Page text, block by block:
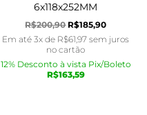
6x118x252MM
R$200,90 R$185,90
Em até 3x de R$61,97 sem juros
no cartão
12% Desconto à vista Pix/Boleto
R$163,59